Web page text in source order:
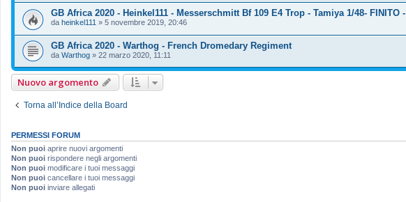
GB Africa 2020 - Heinkel111 - Messerschmitt Bf 109 E4 Trop - Tamiya 1/48- FINITO -
da heinkel111 » 5 novembre 2019, 20:46
GB Africa 2020 - Warthog - French Dromedary Regiment
da Warthog » 22 marzo 2020, 11:11
Nuovo argomento
Torna all’Indice della Board
PERMESSI FORUM
Non puoi aprire nuovi argomenti
Non puoi rispondere negli argomenti
Non puoi modificare i tuoi messaggi
Non puoi cancellare i tuoi messaggi
Non puoi inviare allegati